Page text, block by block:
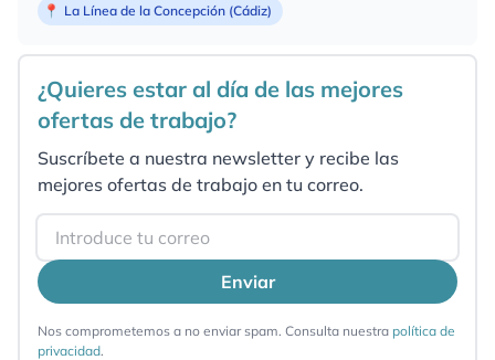
📍 La Línea de la Concepción (Cádiz)
¿Quieres estar al día de las mejores
ofertas de trabajo?
Suscríbete a nuestra newsletter y recibe las
mejores ofertas de trabajo en tu correo.
Email
Enviar
Nos comprometemos a no enviar spam. Consulta nuestra política de
privacidad.